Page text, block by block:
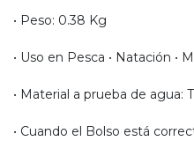
• Peso: 0.38 Kg
• Uso en Pesca • Natación •
• Material a prueba de agua:
• Cuando el Bolso está